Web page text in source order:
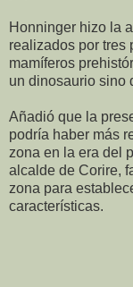
Honninger hizo la
realizados por tres
mamíferos
un dinosaurio sino
Añadió que la
podría haber más
zona en la era del
alcalde de Corire,
zona para
características.